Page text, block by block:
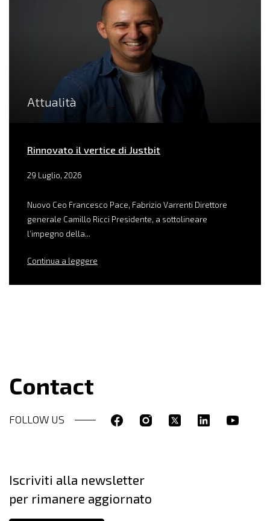
Attualità
Rinnovato il vertice di Justbit
29 Luglio, 2026
Nuovo Ceo Francesco Pace, Fabrizio Varrenti Direttore
generale Camillo Ricci Presidente, a sottolineare
l’impegno della...
Continua a leggere
Contact
FOLLOW US
Iscriviti alla newsletter
per rimanere aggiornato